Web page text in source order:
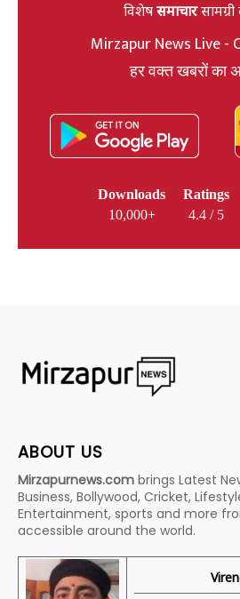
विशेषसमाचार
Mirzapur News Live -
हर वक्त खबरों का
Downloads
10,000+
Ratings
4.4 / 5
ABOUT US
Mirzapurnews.com brings Latest
Business, Bollywood, Cricket,
Entertainment, sports and more
accessible around the world.